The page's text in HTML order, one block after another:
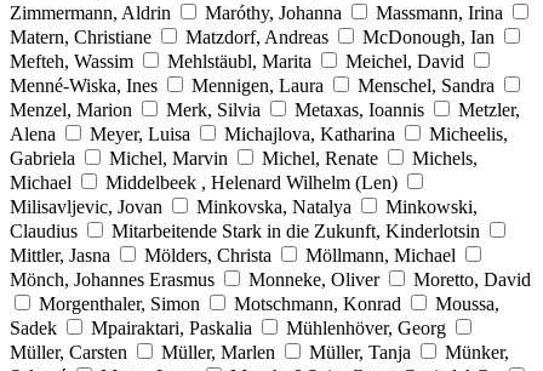
Zimmermann, Aldrin
Maróthy, Johanna
Massmann, Irina
Matern, Christiane
Matzdorf, Andreas
McDonough, Ian
Mefteh, Wassim
Mehlstäubl, Marita
Meichel, David
Menné-Wiska, Ines
Mennigen, Laura
Menschel, Sandra
Menzel, Marion
Merk, Silvia Metaxas, Ioannis
Metzler,
Alena
Meyer, Luisa Michajlova, Katharina
Micheelis,
Gabriela
Michel, Marvin Michel, Renate
Michels,
Michael
Middelbeek , Helenard Wilhelm (Len)
Milisavljevic, Jovan
Minkovska, Natalya
Minkowski,
Claudius
Mitarbeitende Stark in die Zukunft, Kinderlotsin
Mittler, Jasna
Mölders, Christa
Möllmann, Michael
Mönch, Johannes Erasmus
Monneke, Oliver
Moretto, David
Morgenthaler, Simon
Motschmann, Konrad
Moussa,
Sadek
Mpairaktari, Paskalia
Mühlenhöver, Georg
Müller, Carsten
Müller, Marlen Müller, Tanja
Münker,